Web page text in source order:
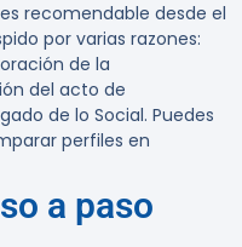
recomendable desde el
por varias razones:
de la
del acto de
de lo Social. Puedes
perfiles en
a paso